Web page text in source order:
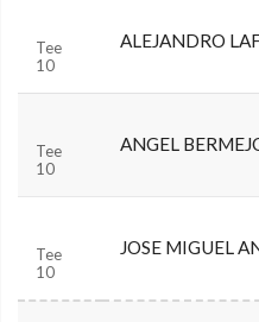
Tee
10
ALEJANDRO
Tee
10
ANGEL
Tee
10
JOSE MIGUEL